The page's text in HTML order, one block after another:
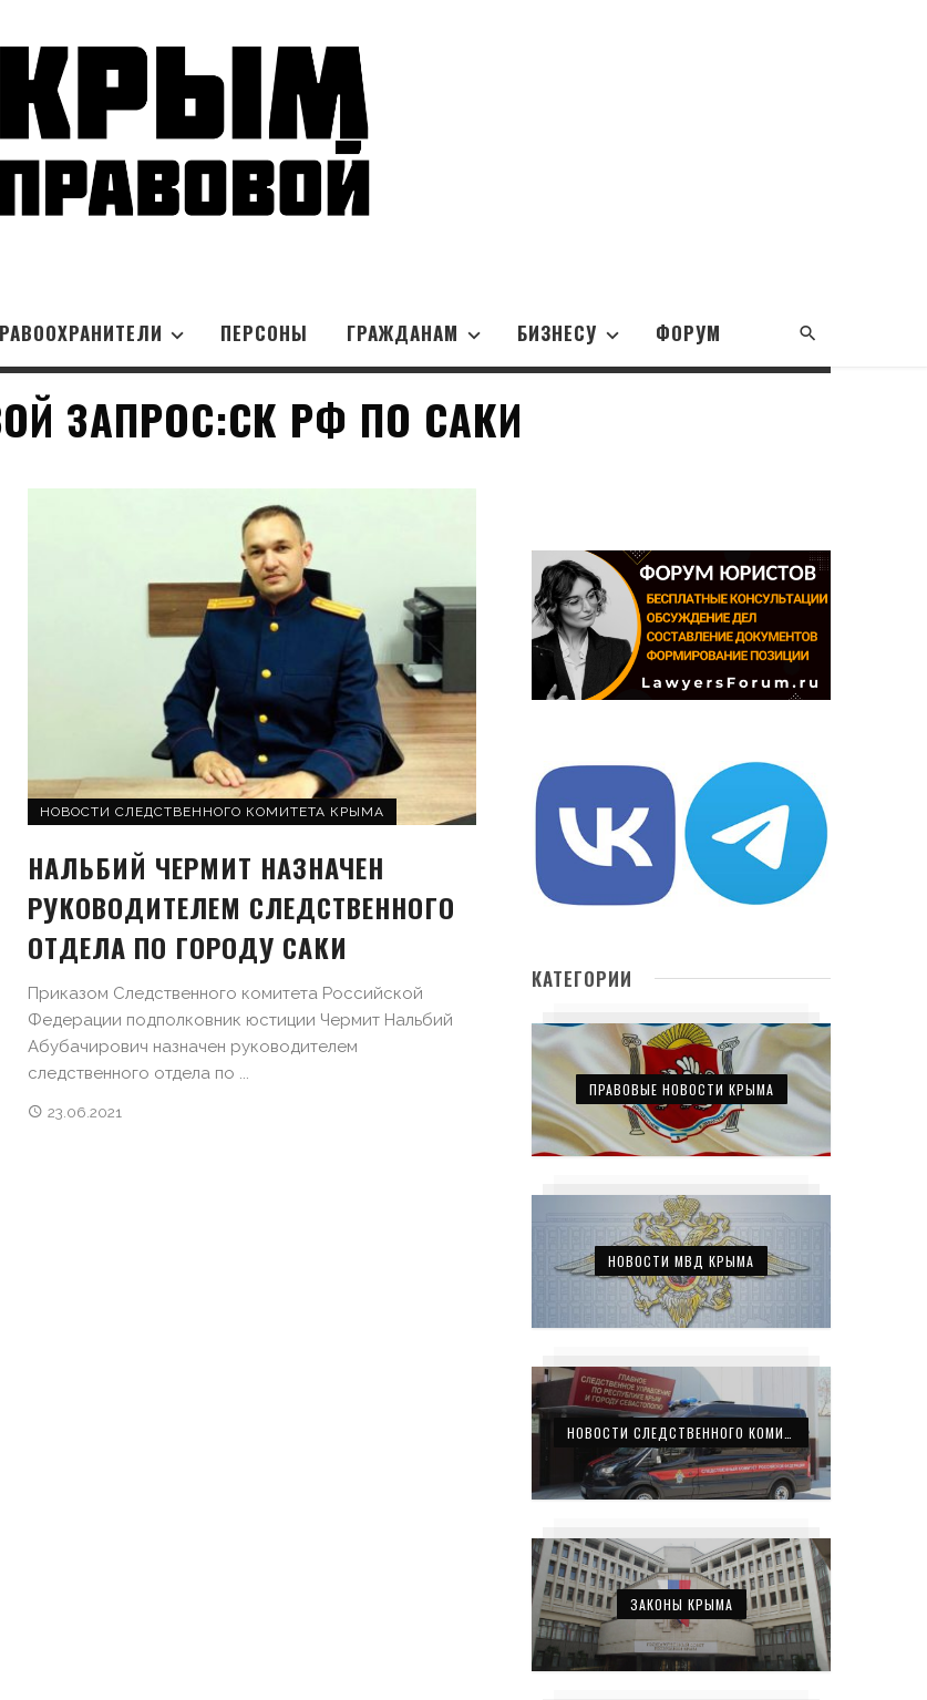
ПЕРСОНЫ ГРАЖДАНАМ БИЗНЕСУ ФОРУМ
ЗАПРОС:СК РФ ПО САКИ
НОВОСТИ СЛЕДСТВЕННОГО КОМИТЕТА КРЫМА
НАЛЬБИЙ ЧЕРМИТ НАЗНАЧЕН
РУКОВОДИТЕЛЕМ СЛЕДСТВЕННОГО
ОТДЕЛА ПО ГОРОДУ САКИ
Приказом Следственного комитета Российской
Федерации подполковник юстиции Чермит Нальбий
Абубачирович назначен руководителем
следственного отдела по ...
23.06.2021
КАТЕГОРИИ
ПРАВОВЫЕ НОВОСТИ КРЫМА
НОВОСТИ МВД КРЫМА
ЗАКОНЫ КРЫМА